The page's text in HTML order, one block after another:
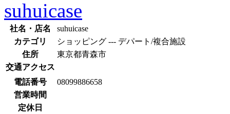
社名・店名
suhuicase
カテゴリ
ショッピング --- デパート/複合施設
住所
東京都青森市
交通アクセス
電話番号
08099886658
営業時間
定休日